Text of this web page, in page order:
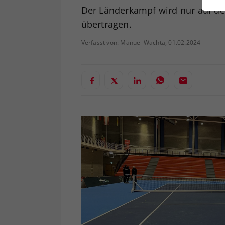
Der Länderkampf wird nur auf
übertragen.
Verfasst von: Manuel Wachta, 01.02.2024